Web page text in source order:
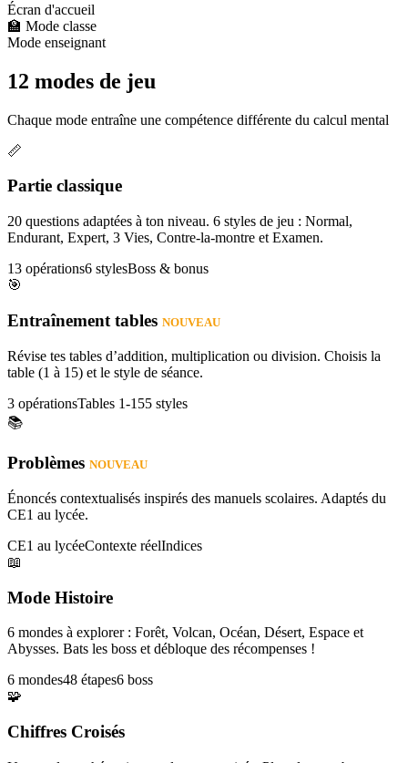
Écran d'accueil
🏫 Mode classe
Mode enseignant
12 modes de jeu
Chaque mode entraîne une compétence différente du calcul mental
📏
Partie classique
20 questions adaptées à ton niveau. 6 styles de jeu : Normal,
Endurant, Expert, 3 Vies, Contre-la-montre et Examen.
13 opérations6 stylesBoss & bonus
🎯
Entraînement tables NOUVEAU
Révise tes tables d’addition, multiplication ou division. Choisis la
table (1 à 15) et le style de séance.
3 opérationsTables 1-155 styles
📚
Problèmes NOUVEAU
Énoncés contextualisés inspirés des manuels scolaires. Adaptés du
CE1 au lycée.
CE1 au lycéeContexte réelIndices
📖
Mode Histoire
6 mondes à explorer : Forêt, Volcan, Océan, Désert, Espace et
Abysses. Bats les boss et débloque des récompenses !
6 mondes48 étapes6 boss
🧩
Chiffres Croisés